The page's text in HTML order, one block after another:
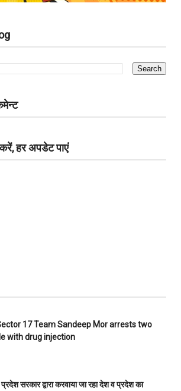
हर अपडेट पाएं
17 Team Sandeep Mor arrests two
with drug injection
सरकार द्वारा करवाया जा रहा देश व प्रदेश का